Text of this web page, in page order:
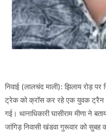
निवाई (लालचंद माली): झिलाय रोड़
ट्रेक को क्रॉस कर रहे एक युवक ट्रैन
गई। थानाधिकारी घासीराम मीणा ने
जांगिड़ निवासी खंडवा गुरूवार को